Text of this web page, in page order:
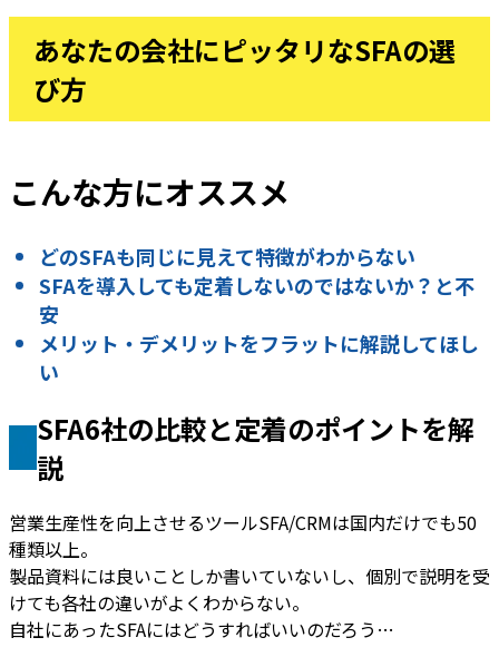
あなたの会社にピッタリなSFAの選
び方
こんな方にオススメ
どのSFAも同じに見えて特徴がわからない
SFAを導入しても定着しないのではないか？と不
安
メリット・デメリットをフラットに解説してほし
い
SFA6社の比較と定着のポイントを解
説
営業生産性を向上させるツールSFA/CRMは国内だけでも50
種類以上。
製品資料には良いことしか書いていないし、個別で説明を受
けても各社の違いがよくわからない。
自社にあったSFAにはどうすればいいのだろう…